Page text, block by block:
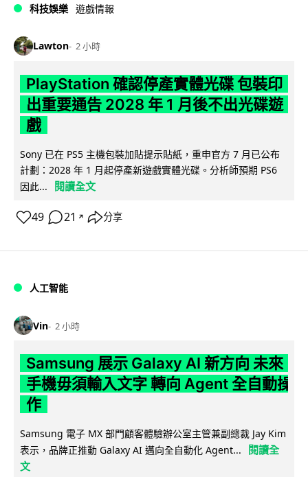
科技娛樂 遊戲情報
Lawton 2 小時
PlayStation 確認停產實體光碟 包裝印
出重要通告 2028 年 1 月後不出光碟遊
戲
Sony 已在 PS5 主機包裝加貼提示貼紙，重申官方 7 月已公布
計劃：2028 年 1 月起停產新遊戲實體光碟。分析師預期 PS6
因此...
閱讀全文
49 21 ↗ 分享
人工智能
Vin 2 小時
Samsung 展示 Galaxy AI 新方向 未來
手機毋須輸入文字 轉向 Agent 全自動操
作
Samsung 電子 MX 部門顧客體驗辦公室主管兼副總裁 Jay Kim
表示，品牌正推動 Galaxy AI 邁向全自動化 Agent...
閱讀全
文